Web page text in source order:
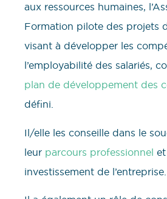
aux ressources humaines,
Formation pilote des projets
visant à développer les
l’employabilité des salariés,
plan de développement des
défini.
Il/elle les conseille dans le
leur parcours professionnel
investissement de l’entreprise.